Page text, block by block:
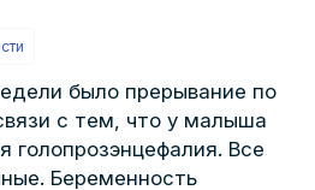
было прерывание по
с тем, что у малыша
голопрозэнцефалия. Все
Беременность